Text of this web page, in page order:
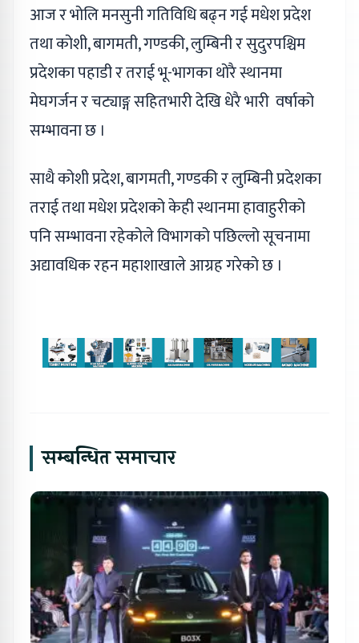
आज र भोलि मनसुनी गतिविधि बढ्न गई मधेश प्रदेश
तथा कोशी, बागमती, गण्डकी, लुम्बिनी र सुदुरपश्चिम
प्रदेशका पहाडी र तराई भू-भागका थोरै स्थानमा
मेघगर्जन र चट्याङ्ग सहितभारी देखि धेरै भारी वर्षाको
सम्भावना छ ।
साथै कोशी प्रदेश, बागमती, गण्डकी र लुम्बिनी प्रदेशका
तराई तथा मधेश प्रदेशको केही स्थानमा हावाहुरीको
पनि सम्भावना रहेकोले विभागको पछिल्लो सूचनामा
अद्यावधिक रहन महाशाखाले आग्रह गरेको छ ।
सम्बन्धित समाचार